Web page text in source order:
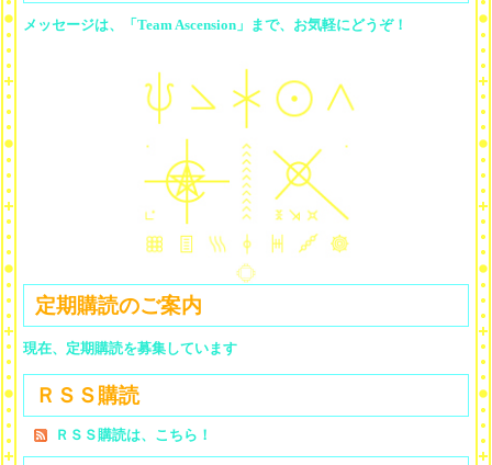
メッセージは、「Team Ascension」まで、お気軽にどうぞ！
定期購読のご案内
現在、定期購読を募集しています
ＲＳＳ購読
ＲＳＳ購読は、こちら！